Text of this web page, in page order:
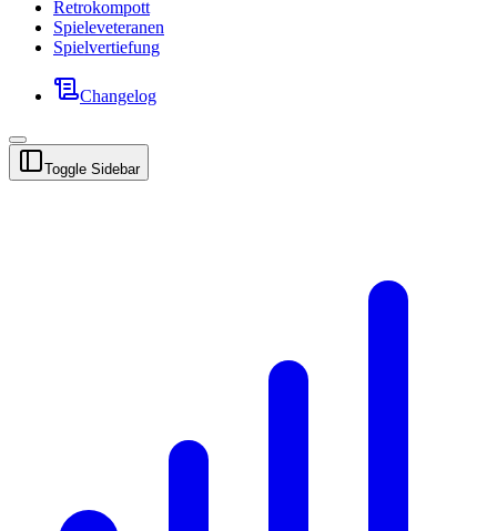
Retrokompott
Spieleveteranen
Spielvertiefung
Changelog
Toggle Sidebar